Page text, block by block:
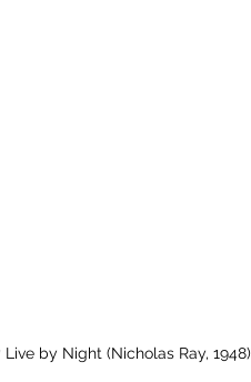
Live by Night (Nicholas Ray, 1948)